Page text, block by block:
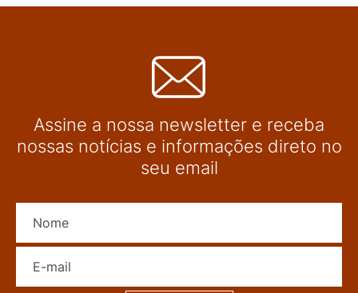
Assine a nossa newsletter e receba
nossas notícias e informações direto no
seu email